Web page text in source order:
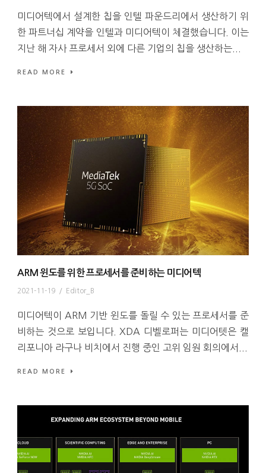
미디어텍에서 설계한 칩을 인텔 파운드리에서 생산하기 위
한 파트너십 계약을 인텔과 미디어텍이 체결했습니다. 이는
지난 해 자사 프로세서 외에 다른 기업의 칩을 생산하는...
READ MORE
ARM 윈도를 위한 프로세서를 준비하는 미디어텍
2021-11-19 / Editor_B
미디어텍이 ARM 기반 윈도를 돌릴 수 있는 프로세서를 준
비하는 것으로 보입니다. XDA 디벨로퍼는 미디어텟은 캘
리포니아 라구나 비치에서 진행 중인 고위 임원 회의에서...
READ MORE